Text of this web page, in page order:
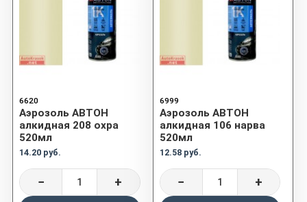
6620
Аэрозоль АВТОН
алкидная 208 охра
520мл
14.20 руб.
− +
6999
Аэрозоль АВТОН
алкидная 106 нарва
520мл
12.58 руб.
− +